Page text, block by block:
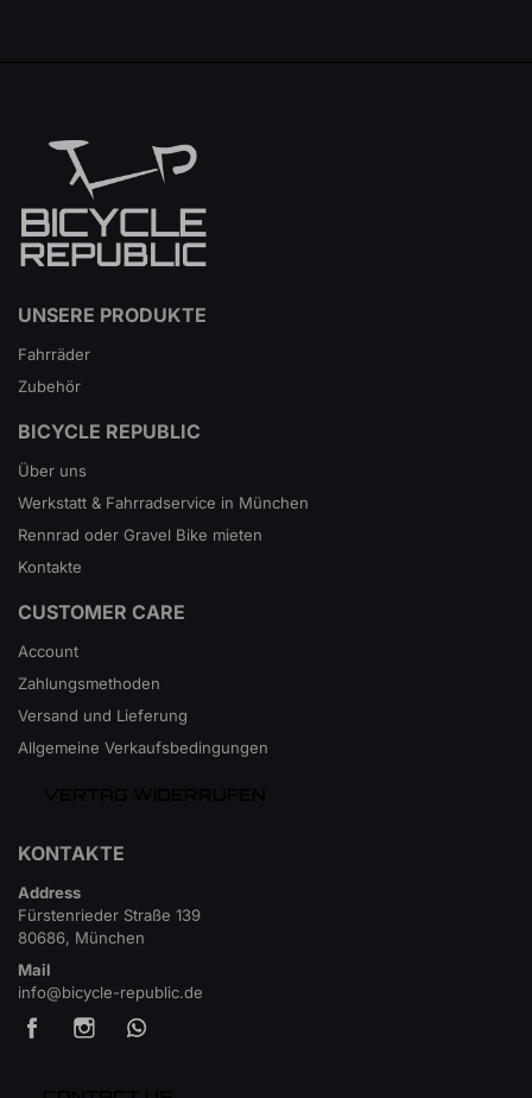
UNSERE PRODUKTE
Fahrräder
Zubehör
BICYCLE REPUBLIC
Über uns
Werkstatt & Fahrradservice in München
Rennrad oder Gravel Bike mieten
Kontakte
CUSTOMER CARE
Account
Zahlungsmethoden
Versand und Lieferung
Allgemeine Verkaufsbedingungen
KONTAKTE
Address
Fürstenrieder Straße 139
80686, München
Mail
info@bicycle-republic.de